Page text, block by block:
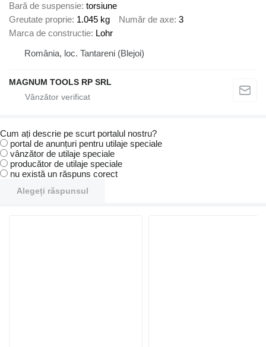
Bară de suspensie torsiune
Greutate proprie 1.045 kg Număr de axe 3
Marca de constructie Lohr
România, loc. Tantareni (Blejoi)
MAGNUM TOOLS RP SRL
Cum ați descrie pe scurt portalul nostru?
portal de anunțuri pentru utilaje speciale
vânzător de utilaje speciale
producător de utilaje speciale
nu există un răspuns corect
Alegeți răspunsul